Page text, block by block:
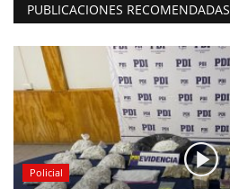
PUBLICACIONES RECOMENDADAS
Policial